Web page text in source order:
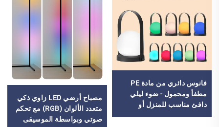
فانوس دائري من مادة PE
مطفأ ومحمول - ضوء ليلي
دافئ مناسب للمنزل أو
الأماكن الخارجية للأطفال
مصباح أرضي LED زاوي ذكي
متعدد الألوان (RGB) مع تحكم
صوتي وبواسطة الموسيقى